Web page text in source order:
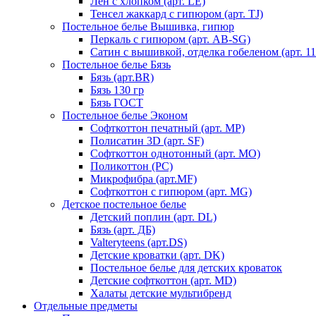
Тенсел жаккард с гипюром (арт. TJ)
Постельное белье Вышивка, гипюр
Перкаль с гипюром (арт. AB-SG)
Сатин с вышивкой, отделка гобеленом (арт.
Постельное белье Бязь
Бязь (арт.BR)
Бязь 130 гр
Бязь ГОСТ
Постельное белье Эконом
Софткоттон печатный (арт. MР)
Полисатин 3D (арт. SF)
Софткоттон однотонный (арт. MO)
Поликоттон (PC)
Микрофибра (арт.MF)
Софткоттон с гипюром (арт. MG)
Детское постельное белье
Детский поплин (арт. DL)
Бязь (арт. ДБ)
Valteryteens (арт.DS)
Детские кроватки (арт. DK)
Постельное белье для детских кроваток
Детские софткоттон (арт. MD)
Халаты детские мультибренд
Отдельные предметы